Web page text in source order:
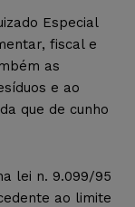
Especial
fiscal e
as
e ao
que de cunho
lei n. 9.099/95
ao limite